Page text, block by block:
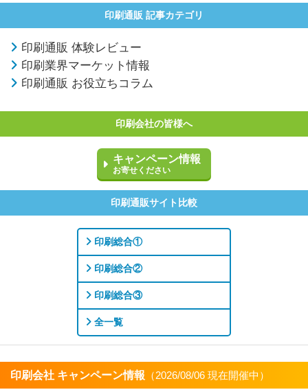
印刷通販 記事カテゴリ
印刷通販 体験レビュー
印刷業界マーケット情報
印刷通販 お役立ちコラム
印刷会社の皆様へ
キャンペーン情報
お寄せください
印刷通販サイト比較
印刷総合①
印刷総合②
印刷総合③
全一覧
印刷会社 キャンペーン情報 （2026/08/06 現在開催中）